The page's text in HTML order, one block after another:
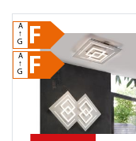
A
↑
G
F
A
↑
G
F